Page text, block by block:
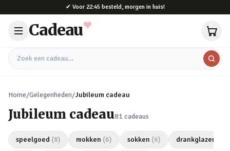
✔ Voor 22:45 besteld, morgen in huis!
Cadeau
Zoek een cadeau
Home/Gelegenheden/Jubileum cadeau
Jubileum cadeau81 cadeaus
speelgoed (8) mokken (6) sokken (6) drankglazen